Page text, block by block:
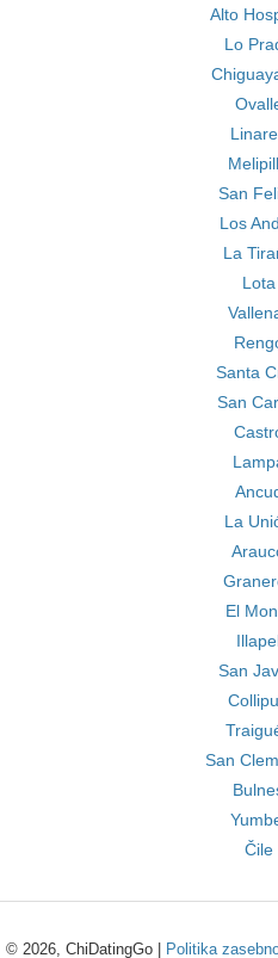
Alto
Lo
San
Los
La
Lota
Santa
San
La
El
San
San
Čile
© 2026, ChiDatingGo | Politika